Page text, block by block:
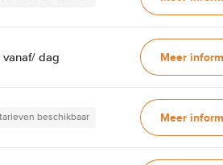
vanaf/ dag Meer
beschikbaar Meer